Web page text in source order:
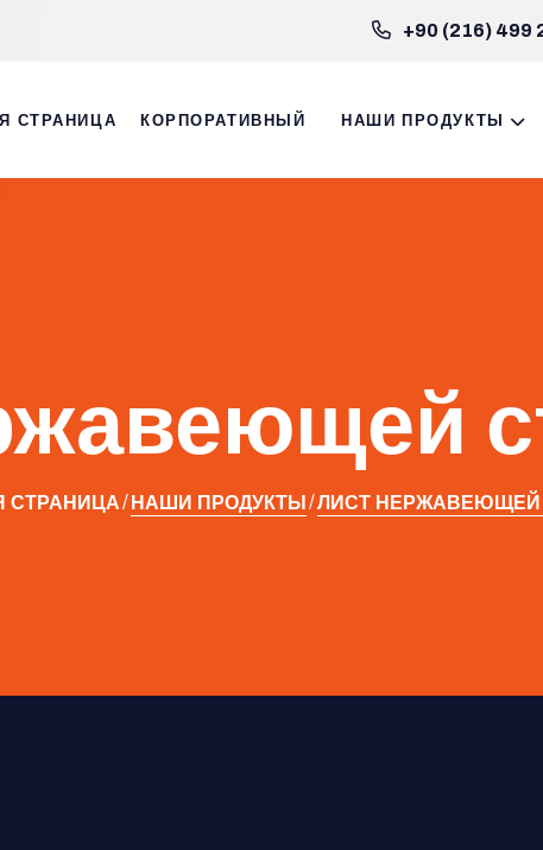
+90 (216) 499
СТРАНИЦА КОРПОРАТИВНЫЙ НАШИ ПРОДУКТЫ
/ НАШИ ПРОДУКТЫ/ЛИСТ НЕРЖАВЕЮЩЕЙ